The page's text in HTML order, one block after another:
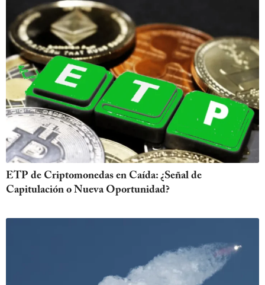
ETP de Criptomonedas en Caída: ¿Señal de
Capitulación o Nueva Oportunidad?